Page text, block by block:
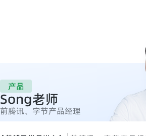
产品
Song老师
前腾讯、字节产品经理